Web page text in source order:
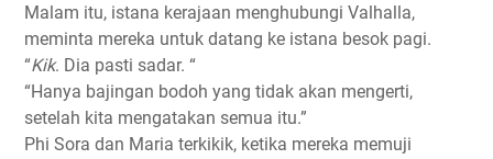
Malam itu, istana kerajaan menghubungi Valhalla,
meminta mereka untuk datang ke istana besok pagi.
“Kik. Dia pasti sadar. “
“Hanya bajingan bodoh yang tidak akan mengerti,
setelah kita mengatakan semua itu.”
Phi Sora dan Maria terkikik, ketika mereka memuji